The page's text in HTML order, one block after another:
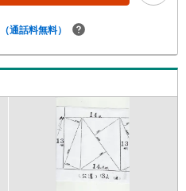
（通話料無料）